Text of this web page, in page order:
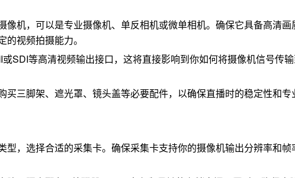
像机，可以是专业摄像机、单反相机或微单相机。确保它具备高清画
视频拍摄能力。
SDI等高清视频输出接口，这将直接影响到你如何将摄像机信号传
买三脚架、遮光罩、镜头盖等必要配件，以确保直播时的稳定性和专
型，选择合适的采集卡。确保采集卡支持你的摄像机输出分辨率和帧